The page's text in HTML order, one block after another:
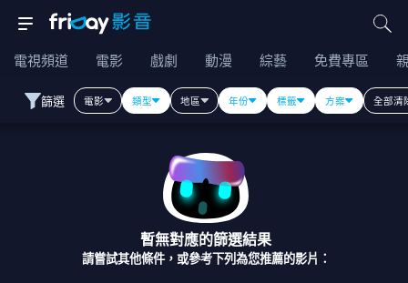
電視頻道 電影 戲劇 動漫 綜藝 免費專區
篩選 電影 類型 地區 年份 標籤 方案 全部清
暫無對應的篩選結果
請嘗試其他條件，或參考下列為您推薦的影片：